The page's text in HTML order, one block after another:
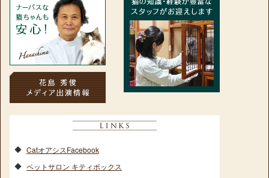
CatオアシスFacebook
ペットサロン キティボックス